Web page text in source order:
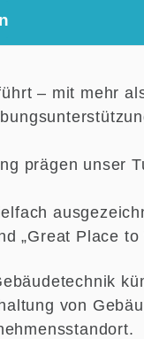
– mit mehr
prägen unser
„Great Place to
von